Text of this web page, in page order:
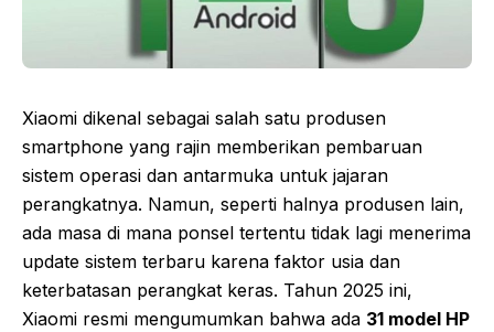
Xiaomi dikenal sebagai salah satu produsen
smartphone yang rajin memberikan pembaruan
sistem operasi dan antarmuka untuk jajaran
perangkatnya. Namun, seperti halnya produsen lain,
ada masa di mana ponsel tertentu tidak lagi menerima
update sistem terbaru karena faktor usia dan
keterbatasan perangkat keras. Tahun 2025 ini,
Xiaomi resmi mengumumkan bahwa ada 31 model HP